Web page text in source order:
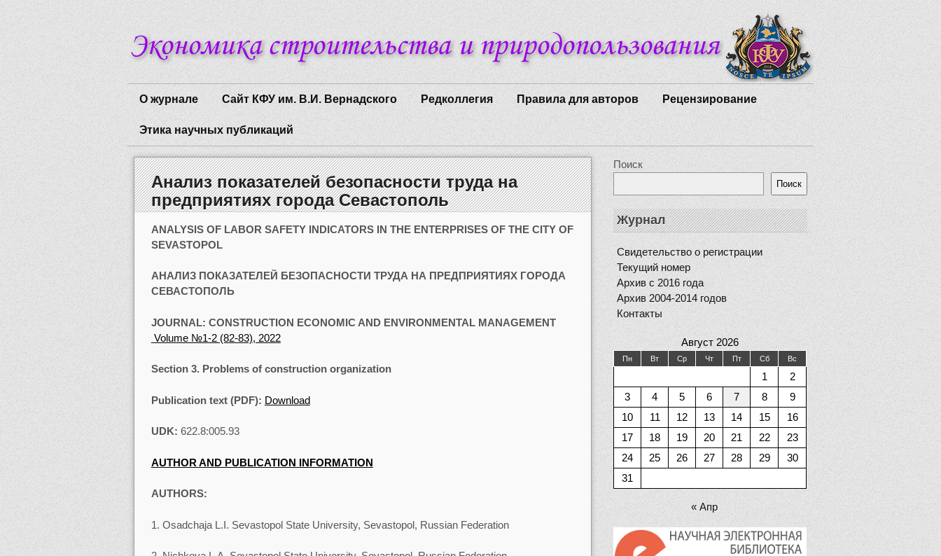
О журнале Сайт КФУ им. В.И. Вернадского Редколлегия Правила для авторов Рецензирование
Этика научных публикаций
Анализ показателей безопасности труда на
предприятиях города Севастополь
ANALYSIS OF LABOR SAFETY INDICATORS IN THE ENTERPRISES OF THE CITY OF
SEVASTOPOL
АНАЛИЗ ПОКАЗАТЕЛЕЙ БЕЗОПАСНОСТИ ТРУДА НА ПРЕДПРИЯТИЯХ ГОРОДА
СЕВАСТОПОЛЬ
JOURNAL: CONSTRUCTION ECONOMIC AND ENVIRONMENTAL MANAGEMENT
Volume №1-2 (82-83), 2022
Section 3. Problems of construction organization
Publication text (PDF): Download
UDK: 622.8:005.93
AUTHOR AND PUBLICATION INFORMATION
AUTHORS:
1. Osadchaja L.I. Sevastopol State University, Sevastopol, Russian Federation
Поиск
Поиск
Журнал
Свидетельство о регистрации
Текущий номер
Архив с 2016 года
Архив 2004-2014 годов
Контакты
Август 2026
Пн Вт Ср Чт Пт Сб Вс
1
2
3
4 5 6 7 8
9
10
11 12 13 14 15
16
17
18 19 20 21 22
23
24
25 26 27 28 29
30
31
« Апр